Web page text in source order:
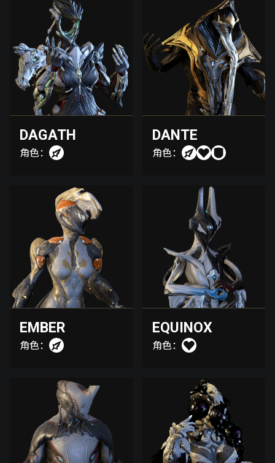
DAGATH
角色：
DANTE
角色：
EMBER
角色：
EQUINOX
角色：